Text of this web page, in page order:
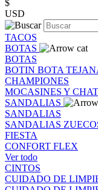
$
USD
TACOS
BOTAS
BOTAS
BOTIN BOTA
CHAMPIONES
MOCASINES Y
SANDALIAS
SANDALIAS
SANDALIAS
FIESTA
CONFORT FLEX
Ver todo
CINTOS
CUIDADO DE